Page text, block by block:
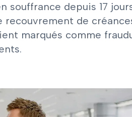
souffrance depuis 17
recouvrement de
marqués comme